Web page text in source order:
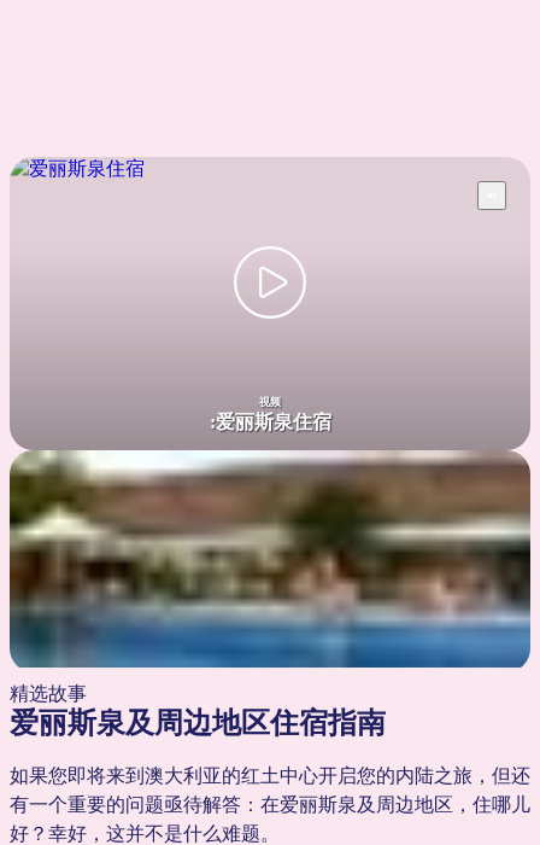
视频
:爱丽斯泉住宿
精选故事
​爱丽斯泉及周边地区住宿指南
如果您即将来到澳大利亚的红土中心开启您的内陆之旅，但还
有一个重要的问题亟待解答：在爱丽斯泉及周边地区，住哪儿
好？幸好，这并不是什么难题。